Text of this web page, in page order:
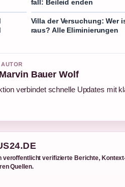
fall: Beileid enden
Villa der Versuchung: Wer
raus? Alle Eliminierungen
Bauer Wolf
verbindet schnelle Updates mit
veroffentlicht verifizierte Berichte,
Quellen.